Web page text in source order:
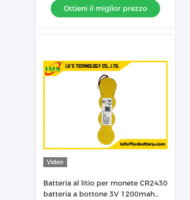
con pinOttieni il miglior prezzo
Video
Batteria al litio per monete CR2430
batteria a bottone 3V 1200mah